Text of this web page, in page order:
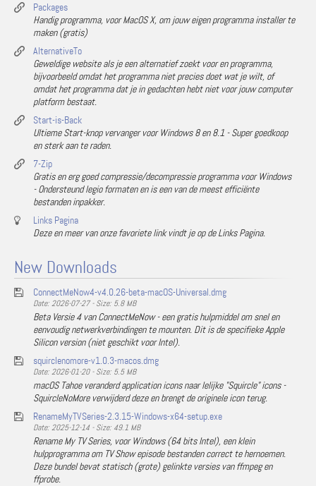
Packages
Handig programma, voor MacOS X, om jouw eigen programma installer te
maken (gratis)
AlternativeTo
Geweldige website als je een alternatief zoekt voor en programma,
bijvoorbeeld omdat het programma niet precies doet wat je wilt, of
omdat het programma dat je in gedachten hebt niet voor jouw computer
platform bestaat.
Start-is-Back
Ultieme Start-knop vervanger voor Windows 8 en 8.1 - Super goedkoop
en sterk aan te raden.
7-Zip
Gratis en erg goed compressie/decompressie programma voor Windows
- Ondersteund legio formaten en is een van de meest efficiënte
bestanden inpakker.
Links Pagina
Deze en meer van onze favoriete link vindt je op de Links Pagina.
New Downloads
ConnectMeNow4-v4.0.26-beta-macOS-Universal.dmg
Date: 2026-07-27 - Size: 5.8 MB
Beta Versie 4 van ConnectMeNow - een gratis hulpmiddel om snel en
eenvoudig netwerkverbindingen te mounten. Dit is de specifieke Apple
Silicon version (niet geschikt voor Intel).
squirclenomore-v1.0.3-macos.dmg
Date: 2026-01-20 - Size: 5.5 MB
macOS Tahoe veranderd application icons naar lelijke "Squircle" icons -
SquircleNoMore verwijderd deze en brengt de originele icon terug.
RenameMyTVSeries-2.3.15-Windows-x64-setup.exe
Date: 2025-12-14 - Size: 49.1 MB
Rename My TV Series, voor Windows (64 bits Intel), een klein
hulpprogramma om TV Show episode bestanden correct te hernoemen.
Deze bundel bevat statisch (grote) gelinkte versies van ffmpeg en
ffprobe.